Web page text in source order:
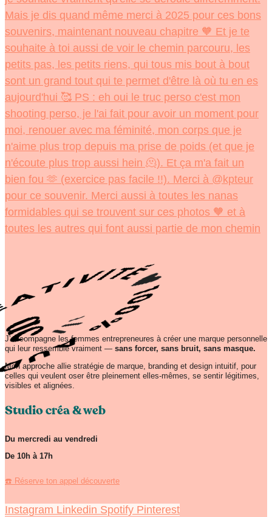
J’accompagne les femmes entrepreneures à créer une marque personnelle
qui leur ressemble vraiment — sans forcer, sans bruit, sans masque.
Mon approche allie stratégie de marque, branding et design intuitif, pour
celles qui veulent oser être pleinement elles-mêmes, se sentir légitimes,
visibles et alignées.
Studio créa & web
Du mercredi au vendredi
De 10h à 17h
☎️ Réserve ton appel découverte
Instagram Linkedin Spotify Pinterest